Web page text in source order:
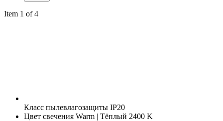
Item 1 of 4
Класс пылевлагозащиты IP20
Цвет свечения Warm | Тёплый 2400 K